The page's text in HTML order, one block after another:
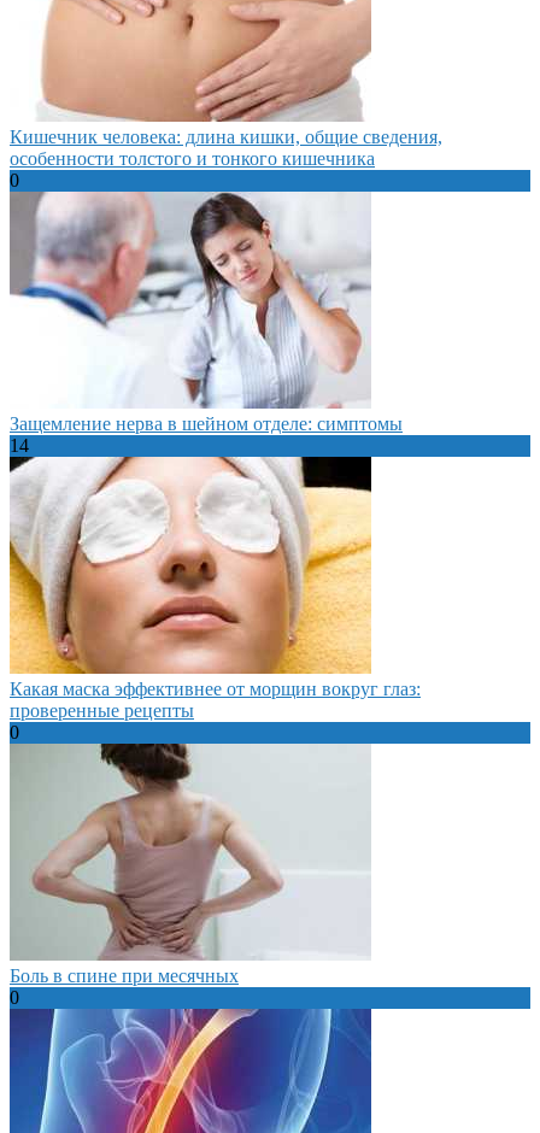
Кишечник человека: длина кишки, общие сведения,
особенности толстого и тонкого кишечника
0
Защемление нерва в шейном отделе: симптомы
14
Какая маска эффективнее от морщин вокруг глаз:
проверенные рецепты
0
Боль в спине при месячных
0